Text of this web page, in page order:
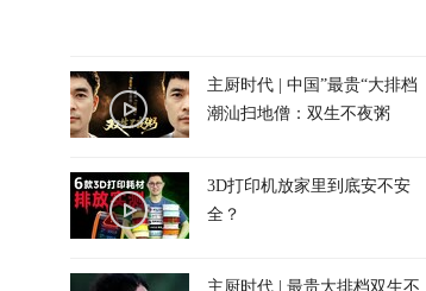
主厨时代 | 中国”最贵“大排档
潮汕扫地僧：双生不夜粥
3D打印机放家里到底安不安
全？
主厨时代 | 最贵大排档双生不